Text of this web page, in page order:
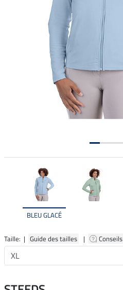
BLEU GLACÉ
Taille: | Guide des tailles | Conseils